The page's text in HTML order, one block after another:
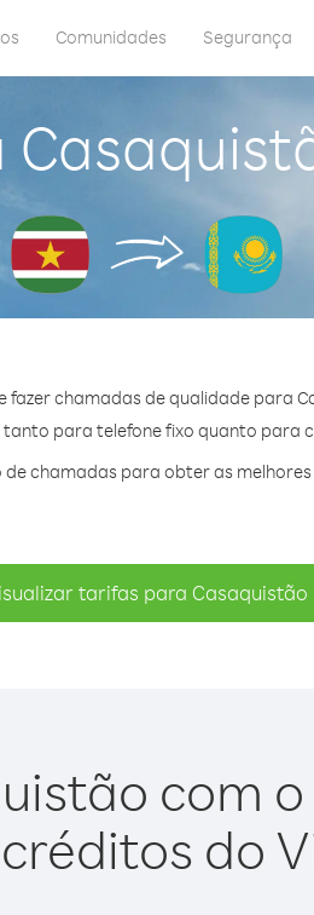
Comunidades Segurança
fazer chamadas de qualidade para
para telefone fixo quanto para
chamadas para obter as
tarifas para Casaquistão
com
do